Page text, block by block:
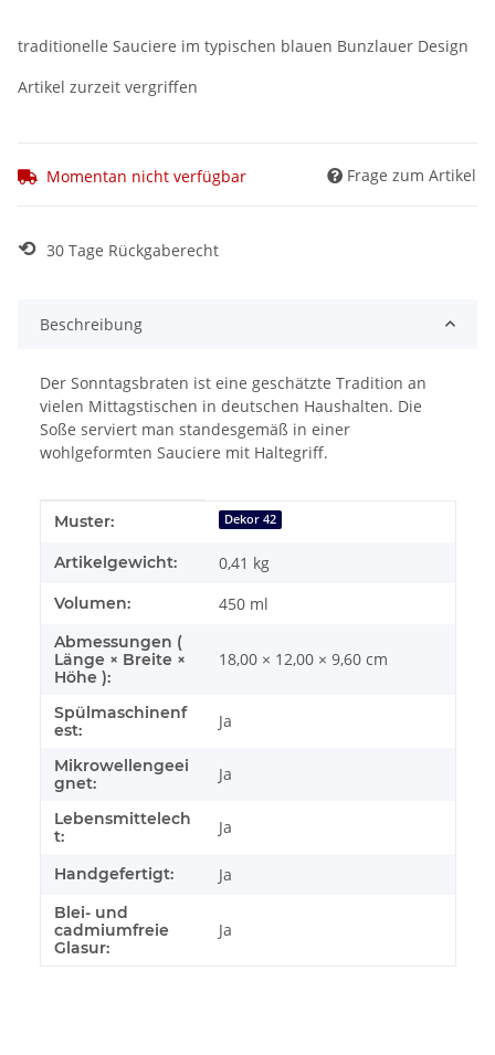
traditionelle Sauciere im typischen blauen Bunzlauer Design
Artikel zurzeit vergriffen
Momentan nicht verfügbar Frage zum Artikel
⟲ 30 Tage Rückgaberecht
Beschreibung
Der Sonntagsbraten ist eine geschätzte Tradition an
vielen Mittagstischen in deutschen Haushalten. Die
Soße serviert man standesgemäß in einer
wohlgeformten Sauciere mit Haltegriff.
Produkteigenschaft
Wert
Muster: Dekor 42
Artikelgewicht: 0,41 kg
Volumen: 450 ml
Abmessungen (
Länge × Breite ×
Höhe ):
18,00 × 12,00 × 9,60 cm
Spülmaschinenf
est:
Ja
Mikrowellengeei
gnet:
Ja
Lebensmittelech
t:
Ja
Handgefertigt: Ja
Blei- und
cadmiumfreie
Glasur:
Ja